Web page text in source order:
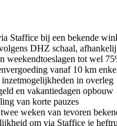
Staffice bij een bekende
DHZ schaal,
weekendtoeslagen tot wel
vanaf 10 km
in overleg
en vakantiedagen opbouw
van korte pauzes
weken van tevoren
om via Staffice je